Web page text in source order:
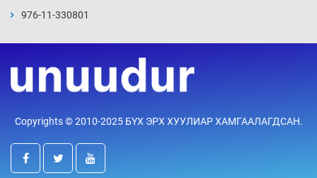
15 цаг 13 мин
бүртгэлийг энэ баасан гарагт эхлүүлнэ
15 цаг 28 мин
976-11-330801
Copyrights © 2010-2025 БҮХ ЭРХ ХУУЛИАР ХАМГААЛАГДСАН.